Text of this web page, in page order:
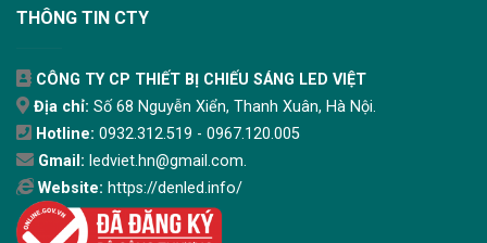
THÔNG TIN CTY
CÔNG TY CP THIẾT BỊ CHIẾU SÁNG LED VIỆT
Địa chỉ: Số 68 Nguyễn Xiển, Thanh Xuân, Hà Nội.
Hotline: 0932.312.519 - 0967.120.005
Gmail: ledviet.hn@gmail.com.
Website: https://denled.info/